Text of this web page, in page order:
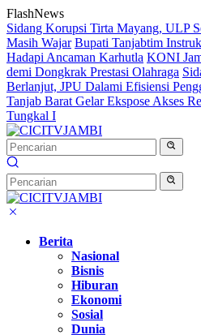
Langsung
ke
konten
FlashNews
Sidang Korupsi Tirta Mayang, ULP
Masih Wajar Bupati Tanjabtim
Hadapi Ancaman Karhutla KONI
demi Dongkrak Prestasi Olahraga
Berlanjut, JPU Dalami Efisiensi
Tanjab Barat Gelar Ekspose Akses
Tungkal I
Berita
Nasional
Bisnis
Hiburan
Ekonomi
Sosial
Dunia